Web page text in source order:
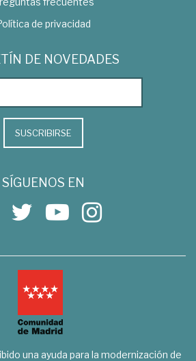
de privacidad
DE NOVEDADES
SUSCRIBIRSE
SÍGUENOS EN
una ayuda para la modernización de